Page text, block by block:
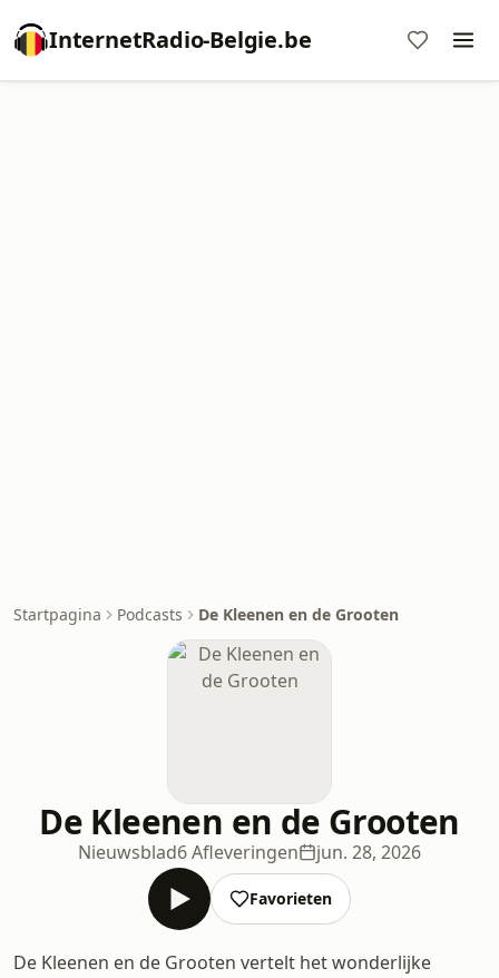
InternetRadio-Belgie.be
Startpagina Podcasts De Kleenen en de Grooten
De Kleenen en de Grooten
Nieuwsblad6 Afleveringen jun. 28, 2026
Favorieten
De Kleenen en de Grooten vertelt het wonderlijke